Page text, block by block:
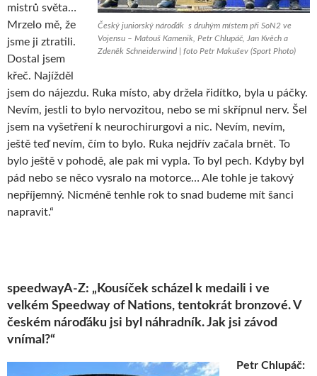
Český juniorský nároďák s druhým místem při SoN2 ve
Vojensu – Matouš Kamenik, Petr Chlupáč, Jan Kvěch a
Zdeněk Schneiderwind | foto Petr Makušev (Sport Photo)
mistrů světa…
Mrzelo mě, že
jsme ji ztratili.
Dostal jsem
křeč. Najížděl
jsem do nájezdu. Ruka místo, aby držela řidítko, byla u páčky.
Nevím, jestli to bylo nervozitou, nebo se mi skřípnul nerv. Šel
jsem na vyšetření k neurochirurgovi a nic. Nevím, nevím,
ještě teď nevím, čím to bylo. Ruka nejdřív začala brnět. To
bylo ještě v pohodě, ale pak mi vypla. To byl pech. Kdyby byl
pád nebo se něco vysralo na motorce… Ale tohle je takový
nepříjemný. Nicméně tenhle rok to snad budeme mít šanci
napravit.“
speedwayA-Z: „Kousíček scházel k medaili i ve
velkém Speedway of Nations, tentokrát bronzové. V
českém nároďáku jsi byl náhradník. Jak jsi závod
vnímal?“
Petr Chlupáč: